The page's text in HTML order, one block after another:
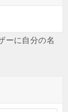
ーに自分の名